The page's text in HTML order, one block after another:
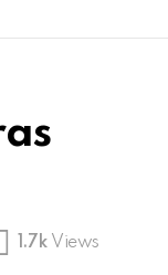
1.7k Views